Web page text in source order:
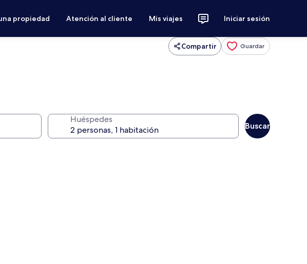
propiedad Atención al cliente Mis viajes Iniciar sesión
Compartir Guardar
Huéspedes
Buscar